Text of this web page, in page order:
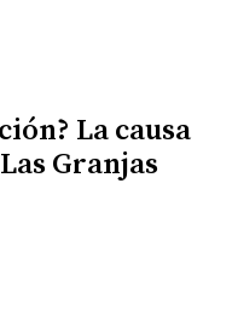
La causa
Granjas